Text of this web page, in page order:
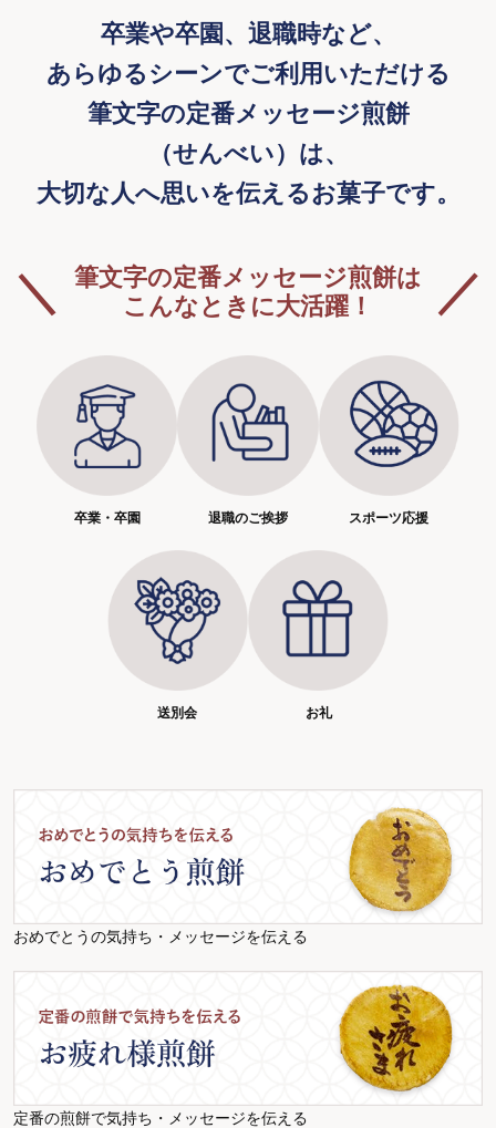
卒業や卒園、退職時など、
あらゆるシーンでご利用いただける
筆文字の定番メッセージ煎餅
（せんべい）は、
大切な人へ思いを伝えるお菓子です。
筆文字の定番メッセージ煎餅は
こんなときに大活躍！
卒業・卒園 退職のご挨拶 スポーツ応援
送別会 お礼
おめでとうの気持ち・メッセージを伝える
定番の煎餅で気持ち・メッセージを伝える